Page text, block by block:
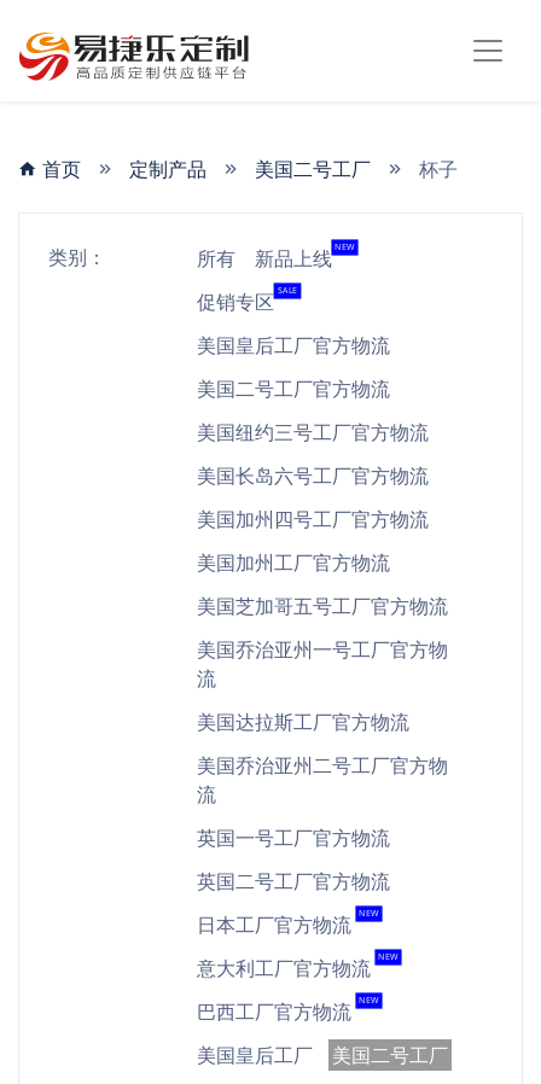
首页 定制产品 美国二号工厂 杯子
类别： 所有 新品上线 NEW
促销专区 SALE
美国皇后工厂官方物流
美国二号工厂官方物流
美国纽约三号工厂官方物流
美国长岛六号工厂官方物流
美国加州四号工厂官方物流
美国加州工厂官方物流
美国芝加哥五号工厂官方物流
美国乔治亚州一号工厂官方物
流
美国达拉斯工厂官方物流
美国乔治亚州二号工厂官方物
流
英国一号工厂官方物流
英国二号工厂官方物流
日本工厂官方物流 NEW
意大利工厂官方物流 NEW
巴西工厂官方物流 NEW
美国皇后工厂
美国二号工厂